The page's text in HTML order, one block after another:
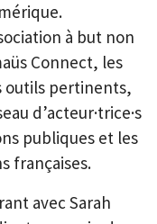
à but non
Connect, les
outils pertinents,
d’acteur·trice·s
publiques et les
françaises.
avec Sarah